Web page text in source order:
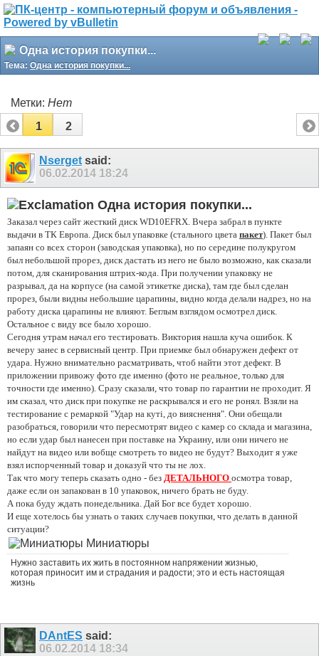
Одна история покупки...
Тема: Одна история покупки...
Метки: Нет
1
2
Nserget said:
06.02.2014 18:24
Одна история покупки...
Заказал через сайт жесткий диск WD10EFRX. Вчера забрал в пункте
выдачи в ТК Европа. Диск был упаковке (стального цвета пакет). Пакет был
запаян со всех сторон (заводская упаковка), но по середине полукругом
был небольшой прорез, диск дастать из него не было возможно, как сказали
потом, для сканирования штрих-кода. При получении упаковку не
разрывал, да на корпусе (на самой этикетке диска), там где был сделан
прорез, были видны небольшие царапины, видно когда делали надрез, но на
работу диска царапины не влияют. Беглым взглядом осмотрел диск.
Остальное с виду все было хорошо.
Сегодня утрам начал его тестировать. Виктория нашла куча ошибок. К
вечеру занес в сервисный центр. При приемке был обнаружен дефект от
удара. Нужно внимательно расматривать, чтоб найти этот дефект. В
приложении привожу фото где именно (фото не реальное, только для
точности где именно). Сразу сказали, что товар по гарантии не проходит. Я
им сказал, что диск при покупке не раскрывался и его не ронял. Взяли на
тестирование с ремаркой "Удар на куті, до вияснення". Они обещали
разобраться, говорили что пересмотрят видео с камер со склада и магазина,
но если удар был нанесен при поставке на Украину, или они ничего не
найдут на видео или вобще смотреть то видео не будут? Выходит я уже
взял испорченный товар и доказуй что ты не лох.
Так что могу теперь сказать одно - без ДЕТАЛЬНОГО осмотра товар,
даже если он запакован в 10 упаковок, ничего брать не буду.
А пока буду ждать понедельника. Дай Бог все будет хорошо.
И еще хотелось бы узнать о таких случаев покупки, что делать в данной
ситуации?
Миниатюры
Нужно заставить их жить в постоянном напряжении жизнью,
которая приносит им и страдания и радости; это и есть настоящая
жизнь
DAntES said:
06.02.2014 18:34